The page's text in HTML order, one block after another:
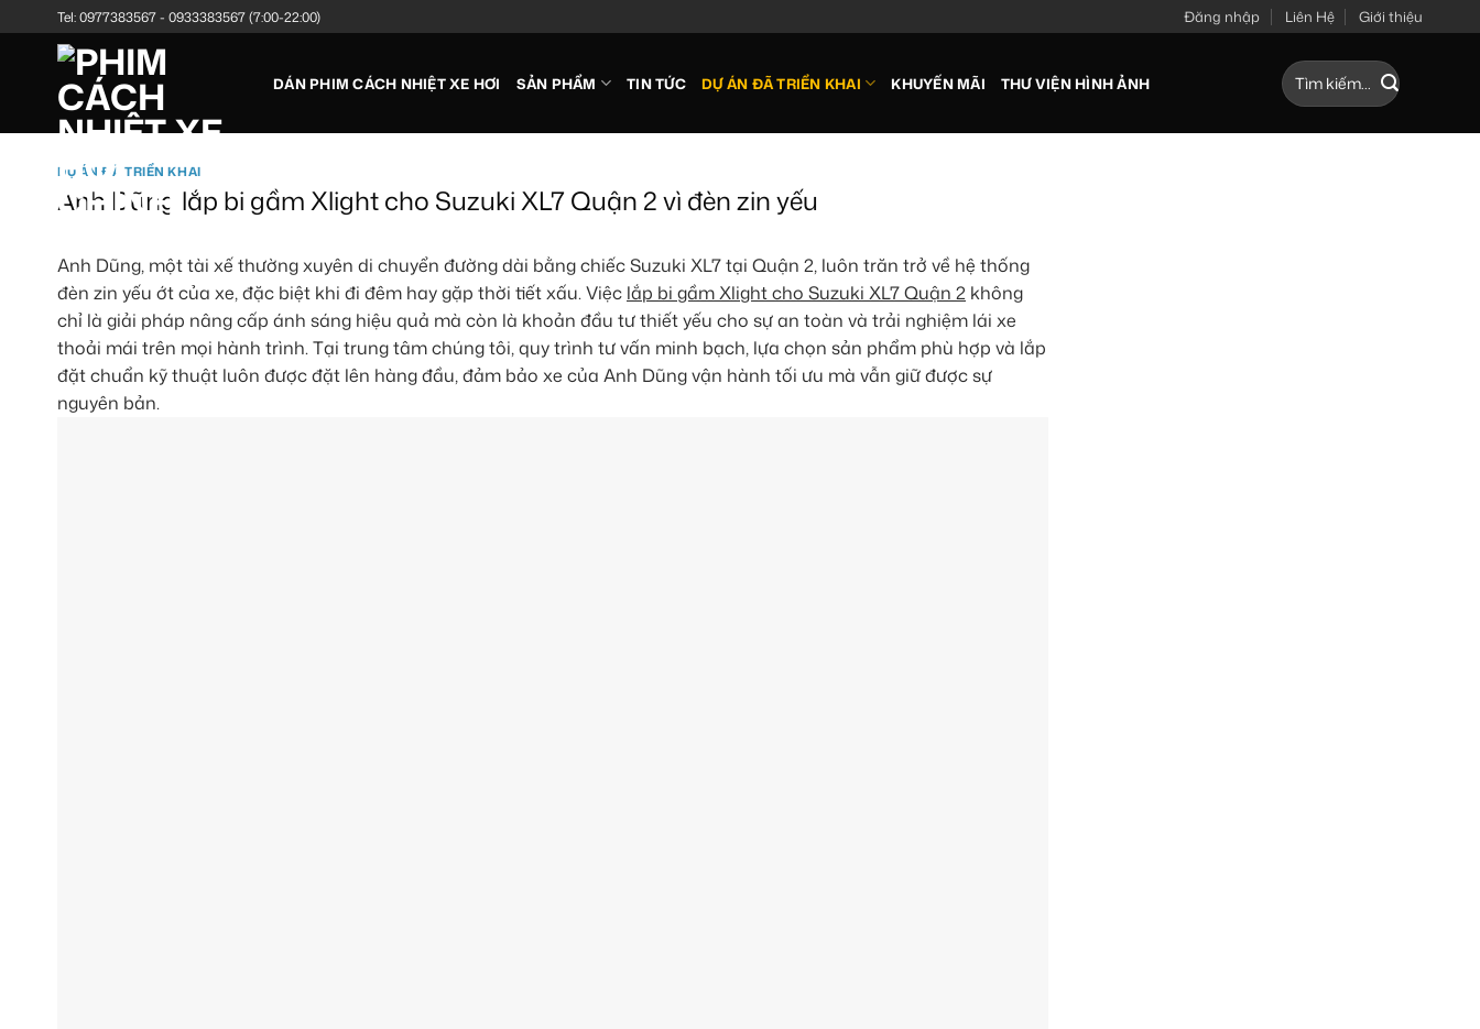
qua
Tel:0977383567- 0933383567(7:00-22:00) Đăng nhập Liên Hệ Giới thiệu
DÁN PHIM CÁCH NHIỆT XE HƠI SẢN PHẨM TIN TỨC DỰ ÁN ĐÃ TRIỂN KHAI KHUYẾN MÃI THƯ VIỆN HÌNH ẢNH
Tìm
kiếm:
DỰ ÁN ĐÃ TRIỂN KHAI
Anh Dũng lắp bi gầm Xlight cho Suzuki XL7 Quận 2 vì đèn zin yếu
Anh Dũng, một tài xế thường xuyên di chuyển đường dài bằng chiếc Suzuki XL7 tại Quận 2, luôn trăn trở về hệ thống
đèn zin yếu ớt của xe, đặc biệt khi đi đêm hay gặp thời tiết xấu. Việc lắp bi gầm Xlight cho Suzuki XL7 Quận 2 không
chỉ là giải pháp nâng cấp ánh sáng hiệu quả mà còn là khoản đầu tư thiết yếu cho sự an toàn và trải nghiệm lái xe
thoải mái trên mọi hành trình. Tại trung tâm chúng tôi, quy trình tư vấn minh bạch, lựa chọn sản phẩm phù hợp và lắp
đặt chuẩn kỹ thuật luôn được đặt lên hàng đầu, đảm bảo xe của Anh Dũng vận hành tối ưu mà vẫn giữ được sự
nguyên bản.